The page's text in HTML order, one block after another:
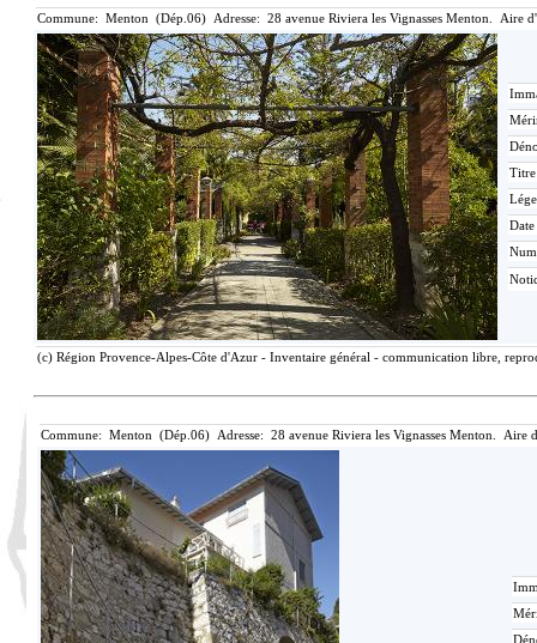
Commune: Menton (Dép.06) Adresse: 28 avenue Riviera les Vignasses Menton. Aire
(c) Région Provence-Alpes-Côte d'Azur - Inventaire général - communication libre,
Commune: Menton (Dép.06) Adresse: 28 avenue Riviera les Vignasses Menton. Aire